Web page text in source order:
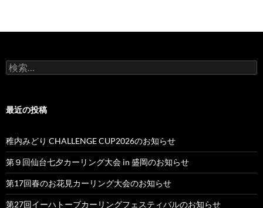
検
索:
最近の投稿
稚内みどり CHALLENGE CUP2026のお知らせ
第９回仙台七夕カーリング大会 in 盛岡のお知らせ
第17回春のお花見カーリング大会のお知らせ
第27回イーハトーブカーリングフェスティバルのお知らせ